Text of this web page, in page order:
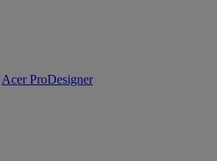
Acer ProDesigner